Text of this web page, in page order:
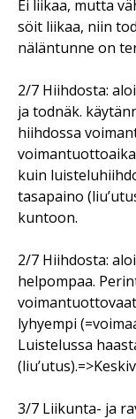
Ei liikaa, mutta
söit liikaa, niin
näläntunne on
2/7 Hiihdosta:
ja todnäk.
hiihdossa
kuin
tasapaino
kuntoon.
2/7 Hiihdosta:
helpompaa.
lyhyempi
Luistelussa
3/7 Liikunta- ja